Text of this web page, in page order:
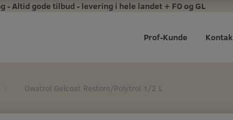
Altid gode tilbud - levering i hele landet + FO og GL
Prof-Kunde
Owatrol Gelcoat Restore/Polytrol 1/2 L